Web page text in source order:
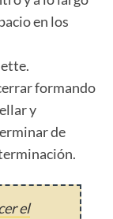
en los
formando
y
de
el